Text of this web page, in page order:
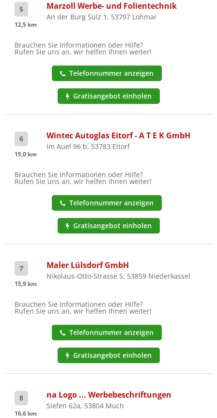
5
12,5 km
Marzoll Werbe- und Folientechnik
An der Burg Sülz 1, 53797 Lohmar
Brauchen Sie Informationen oder Hilfe?
Rufen Sie uns an, wir helfen Ihnen weiter!
Telefonnummer anzeigen
Gratisangebot einholen
6
15,0 km
Wintec Autoglas Eitorf - A T E K GmbH
Im Auel 96 b, 53783 Eitorf
Brauchen Sie Informationen oder Hilfe?
Rufen Sie uns an, wir helfen Ihnen weiter!
Telefonnummer anzeigen
Gratisangebot einholen
7
15,9 km
Maler Lülsdorf GmbH
Nikolaus-Otto-Strasse 5, 53859 Niederkassel
Brauchen Sie Informationen oder Hilfe?
Rufen Sie uns an, wir helfen Ihnen weiter!
Telefonnummer anzeigen
Gratisangebot einholen
8
16,6 km
na Logo ... Werbebeschriftungen
Siefen 62a, 53804 Much